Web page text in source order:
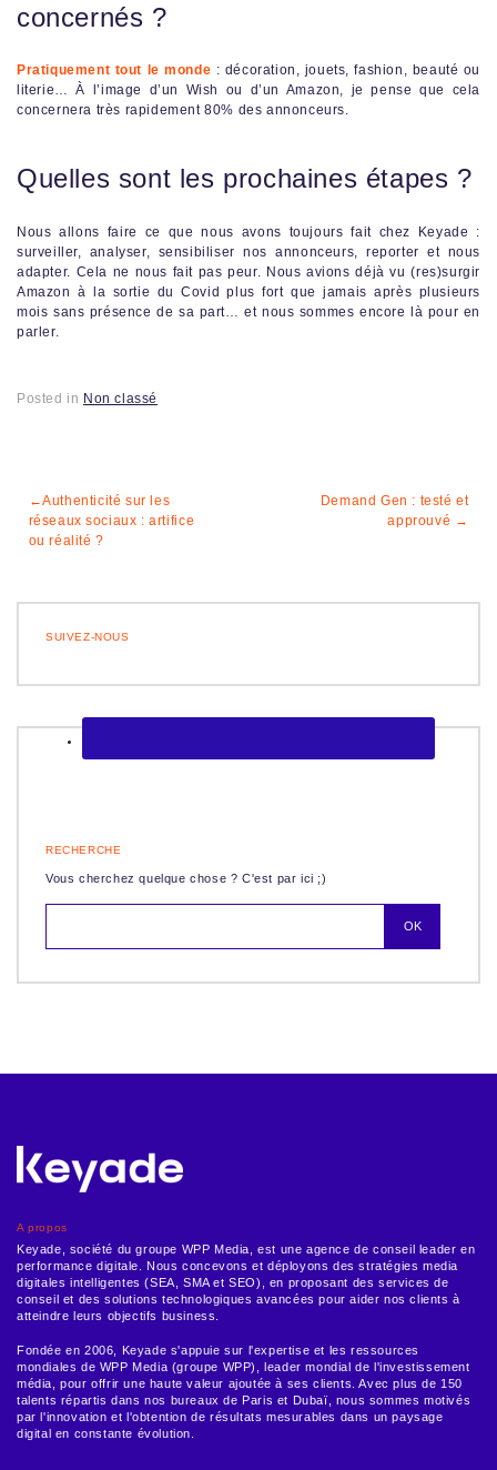
concernés ?
Pratiquement tout le monde : décoration, jouets, fashion, beauté ou
literie… À l’image d’un Wish ou d’un Amazon, je pense que cela
concernera très rapidement 80% des annonceurs.
Quelles sont les prochaines étapes ?
Nous allons faire ce que nous avons toujours fait chez Keyade :
surveiller, analyser, sensibiliser nos annonceurs, reporter et nous
adapter. Cela ne nous fait pas peur. Nous avions déjà vu (res)surgir
Amazon à la sortie du Covid plus fort que jamais après plusieurs
mois sans présence de sa part… et nous sommes encore là pour en
parler.
Posted in Non classé
Navigation
de
Authenticité sur les
réseaux sociaux : artifice
ou réalité ?
Demand Gen : testé et
approuvé
SUIVEZ-NOUS
RECHERCHE
Vous cherchez quelque chose ? C'est par ici ;)
A propos
Keyade, société du groupe WPP Media, est une agence de conseil leader en
performance digitale. Nous concevons et déployons des stratégies media
digitales intelligentes (SEA, SMA et SEO), en proposant des services de
conseil et des solutions technologiques avancées pour aider nos clients à
atteindre leurs objectifs business.
Fondée en 2006, Keyade s'appuie sur l'expertise et les ressources
mondiales de WPP Media (groupe WPP), leader mondial de l'investissement
média, pour offrir une haute valeur ajoutée à ses clients. Avec plus de 150
talents répartis dans nos bureaux de Paris et Dubaï, nous sommes motivés
par l'innovation et l'obtention de résultats mesurables dans un paysage
digital en constante évolution.